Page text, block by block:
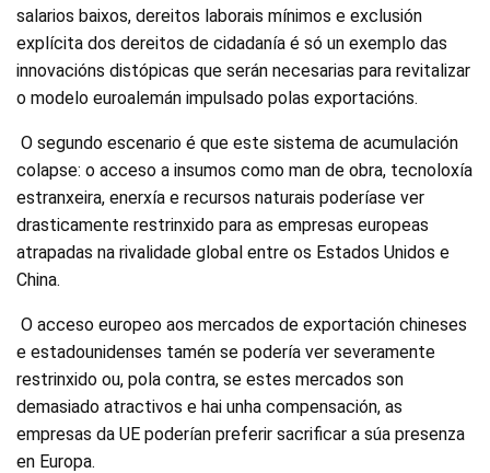
salarios baixos, dereitos laborais mínimos e exclusión
explícita dos dereitos de cidadanía é só un exemplo das
innovacións distópicas que serán necesarias para revitalizar
o modelo euroalemán impulsado polas exportacións.
O segundo escenario é que este sistema de acumulación
colapse: o acceso a insumos como man de obra, tecnoloxía
estranxeira, enerxía e recursos naturais poderíase ver
drasticamente restrinxido para as empresas europeas
atrapadas na rivalidade global entre os Estados Unidos e
China.
O acceso europeo aos mercados de exportación chineses
e estadounidenses tamén se podería ver severamente
restrinxido ou, pola contra, se estes mercados son
demasiado atractivos e hai unha compensación, as
empresas da UE poderían preferir sacrificar a súa presenza
en Europa.